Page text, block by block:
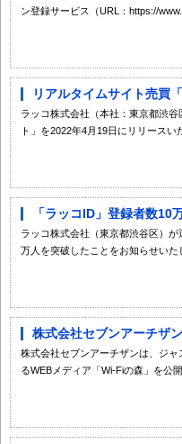
ン登録サービス（URL：https://
リアルタイムサイト売買
ラッコ株式会社（本社：東京都渋
ト」を2022年4月19日にリリースい
「ラッコID」登録者数
ラッコ株式会社（東京都渋谷区）
万人を突破したことをお知らせい
株式会社セブンアーチザ
株式会社セブンアーチザンは、ジ
るWEBメディア「Wi-Fiの森」を公